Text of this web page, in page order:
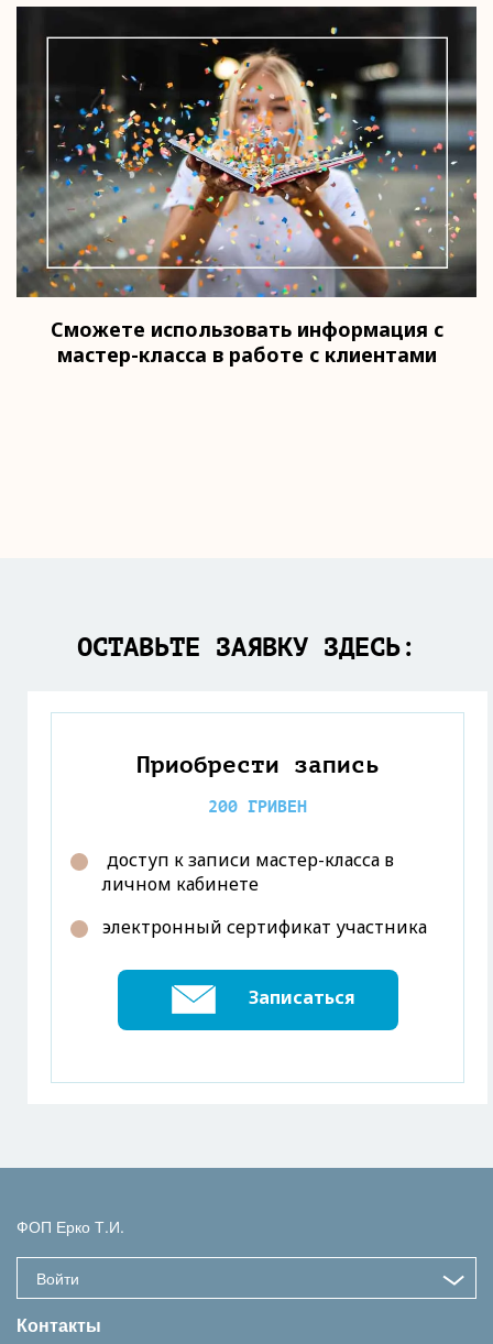
Сможете использовать информация с
мастер-класса в работе с клиентами
ОСТАВЬТЕ ЗАЯВКУ ЗДЕСЬ:
Приобрести запись
200 ГРИВЕН
доступ к записи мастер-класса в
личном кабинете
электронный сертификат участника
Записаться
ФОП Ерко Т.И.
Войти
Контакты